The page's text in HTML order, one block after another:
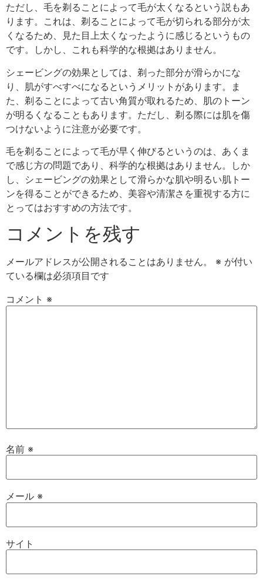
ただし、毛を剃ることによって毛が太くなるという説もあ
ります。これは、剃ることによって毛が切られる部分が太
くなるため、見た目上太くなったように感じるというもの
です。しかし、これも科学的な根拠はありません。
シェービングの効果としては、剃った部分が滑らかにな
り、肌がすべすべになるというメリットがあります。ま
た、剃ることによって古い角質が取れるため、肌のトーン
が明るくなることもあります。ただし、剃る際には肌を傷
つけないように注意が必要です。
毛を剃ることによって毛が早く伸びるというのは、あくま
で感じ方の問題であり、科学的な根拠はありません。しか
し、シェービングの効果として滑らかな肌や明るい肌トー
ンを得ることができるため、美容や清潔さを重視する方に
とってはおすすめの方法です。
コメントを残す
メールアドレスが公開されることはありません。 ※ が付い
ている欄は必須項目です
コメント ※
名前 ※
メール ※
サイト